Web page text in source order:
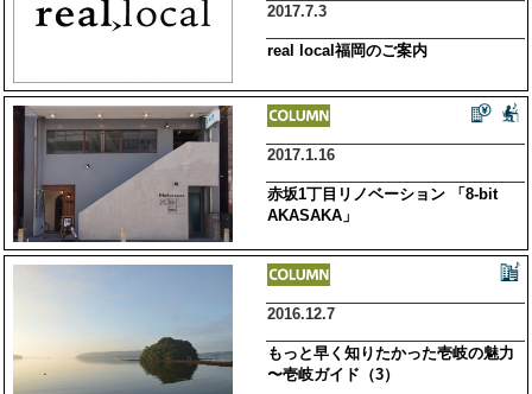
2017.7.3
real local福岡のご案内
2017.1.16
赤坂1丁目リノベーション 「8-bit
AKASAKA」
2016.12.7
もっと早く知りたかった壱岐の魅力
〜壱岐ガイド（3）